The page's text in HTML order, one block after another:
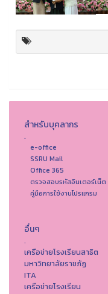
สำหรับบุคลากร
.
e-office
SSRU Mail
Office 365
ตรวจสอบรหัสอินเตอร์เน็ต
คู่มือการใช้งานโปรแกรม
อื่นๆ
.
เครือข่ายโรงเรียนสาธิต
มหาวิทยาลัยราชภัฏ
ITA
เครือข่ายโรงเรียน